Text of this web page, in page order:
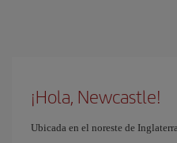
¡Hola, Newcastle!
Ubicada en el noreste de